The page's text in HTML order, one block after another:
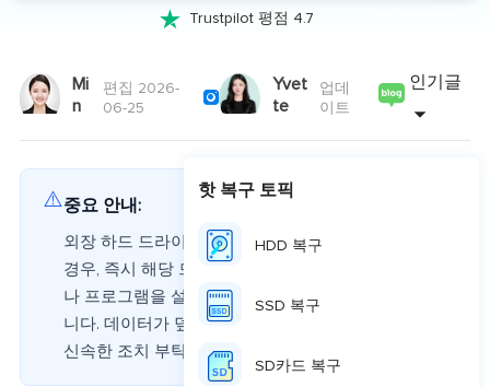
 Trustpilot 평점 4.7
Mi
n
편집 2026-
06-25

Yvet
te
업데
이트
인기글
⚠️중요 안내:
외장 하드 드라이브 내 파일이나 폴더가 보이지 않는
경우, 즉시 해당 드라이브에 새로운 파일을 저장하거
나 프로그램을 설치하는 작업을 중단해 주시기 바랍
니다. 데이터가 덮어써지면 복구가 어려울 수 있으니
신속한 조치 부탁드립니다.
핫 복구 토픽
HDD 복구
SSD 복구
SD카드 복구